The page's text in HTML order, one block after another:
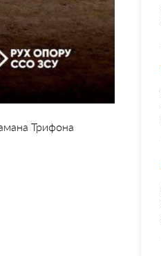
Трифона